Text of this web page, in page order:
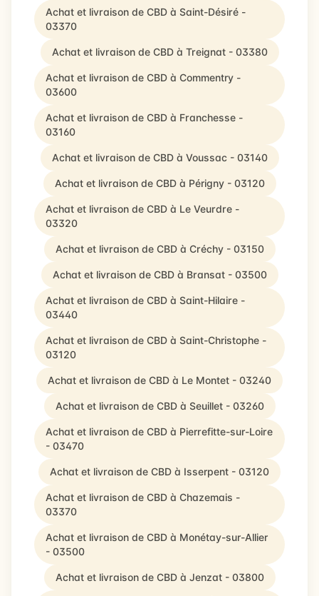
Achat et livraison de CBD à Saint-Désiré -
03370
Achat et livraison de CBD à Treignat - 03380
Achat et livraison de CBD à Commentry -
03600
Achat et livraison de CBD à Franchesse -
03160
Achat et livraison de CBD à Voussac - 03140
Achat et livraison de CBD à Périgny - 03120
Achat et livraison de CBD à Le Veurdre -
03320
Achat et livraison de CBD à Créchy - 03150
Achat et livraison de CBD à Bransat - 03500
Achat et livraison de CBD à Saint-Hilaire -
03440
Achat et livraison de CBD à Saint-Christophe -
03120
Achat et livraison de CBD à Le Montet - 03240
Achat et livraison de CBD à Seuillet - 03260
Achat et livraison de CBD à Pierrefitte-sur-Loire
- 03470
Achat et livraison de CBD à Isserpent - 03120
Achat et livraison de CBD à Chazemais -
03370
Achat et livraison de CBD à Monétay-sur-Allier
- 03500
Achat et livraison de CBD à Jenzat - 03800